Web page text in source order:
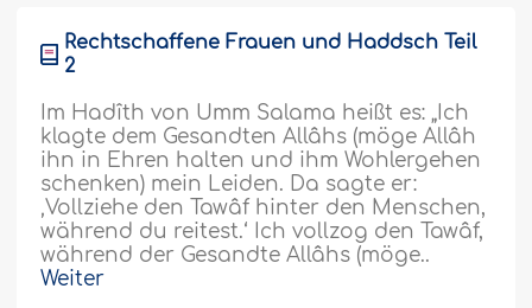
Rechtschaffene Frauen und Haddsch Teil
2
Im Hadîth von Umm Salama heißt es: „Ich
klagte dem Gesandten Allâhs (möge Allâh
ihn in Ehren halten und ihm Wohlergehen
schenken) mein Leiden. Da sagte er:
‚Vollziehe den Tawâf hinter den Menschen,
während du reitest.‘ Ich vollzog den Tawâf,
während der Gesandte Allâhs (möge..
Weiter